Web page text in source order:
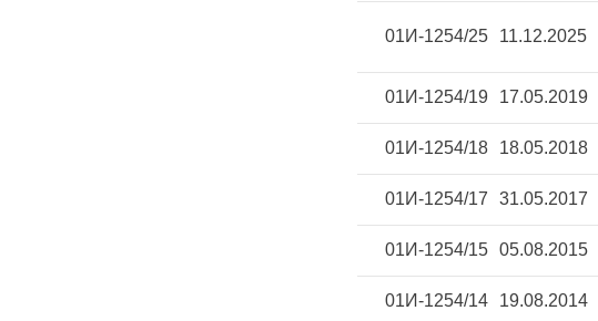
01И-1254/25 11.12.2025
01И-1254/19 17.05.2019
01И-1254/18 18.05.2018
01И-1254/17 31.05.2017
01И-1254/15 05.08.2015
01И-1254/14 19.08.2014